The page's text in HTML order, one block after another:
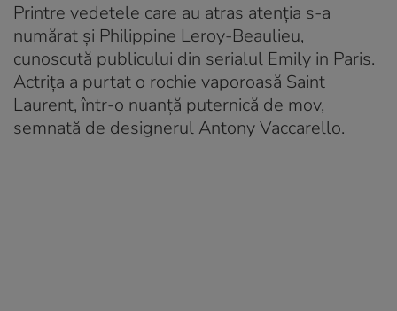
Printre vedetele care au atras atenția s-a
numărat și Philippine Leroy-Beaulieu,
cunoscută publicului din serialul Emily in Paris.
Actrița a purtat o rochie vaporoasă Saint
Laurent, într-o nuanță puternică de mov,
semnată de designerul Antony Vaccarello.